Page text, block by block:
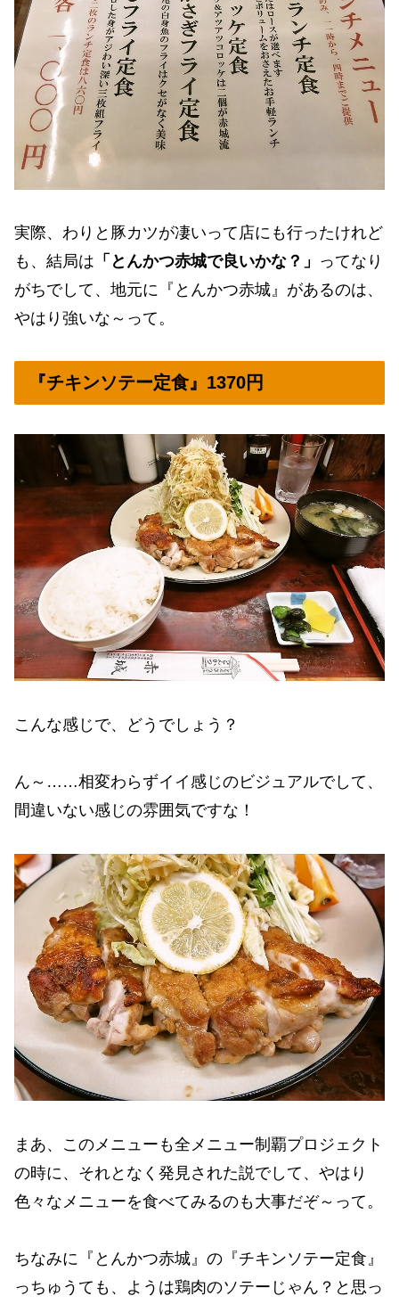
実際、わりと豚カツが凄いって店にも行ったけれど
も、結局は 「とんかつ赤城で良いかな？」 ってなり
がちでして、地元に『とんかつ赤城』があるのは、
やはり強いな～って。
『チキンソテー定食』1370円
こんな感じで、どうでしょう？
ん～……相変わらずイイ感じのビジュアルでして、
間違いない感じの雰囲気ですな！
まあ、このメニューも全メニュー制覇プロジェクト
の時に、それとなく発見された説でして、やはり
色々なメニューを食べてみるのも大事だぞ～って。
ちなみに『とんかつ赤城』の『チキンソテー定食』
っちゅうても、ようは鶏肉のソテーじゃん？と思っ